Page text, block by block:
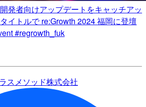
発者向けアップデートをキャッチアッ
イトルで re:Growth 2024 福岡に登壇
#regrowth_fuk
スメソッド株式会社